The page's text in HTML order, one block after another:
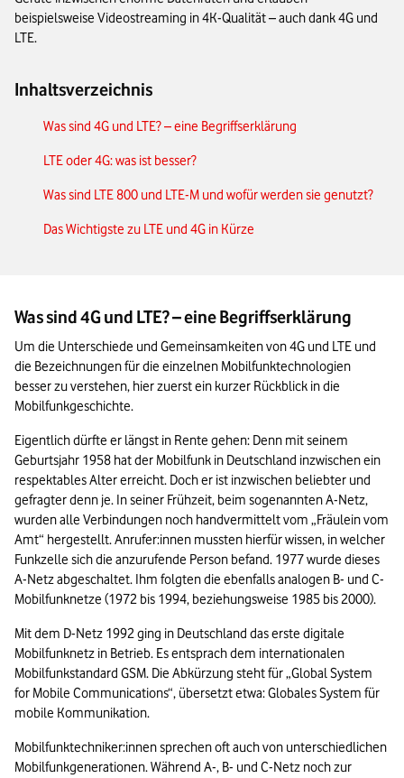
beispielsweise Videostreaming in 4K-Qualität – auch dank 4G und
LTE.
Inhaltsverzeichnis
Was sind 4G und LTE? – eine Begriffserklärung
LTE oder 4G: was ist besser?
Was sind LTE 800 und LTE-M und wofür werden sie genutzt?
Das Wichtigste zu LTE und 4G in Kürze
Was sind 4G und LTE? – eine Begriffserklärung
Um die Unterschiede und Gemeinsamkeiten von 4G und LTE und
die Bezeichnungen für die einzelnen Mobilfunktechnologien
besser zu verstehen, hier zuerst ein kurzer Rückblick in die
Mobilfunkgeschichte.
Eigentlich dürfte er längst in Rente gehen: Denn mit seinem
Geburtsjahr 1958 hat der Mobilfunk in Deutschland inzwischen ein
respektables Alter erreicht. Doch er ist inzwischen beliebter und
gefragter denn je. In seiner Frühzeit, beim sogenannten A-Netz,
wurden alle Verbindungen noch handvermittelt vom „Fräulein vom
Amt“ hergestellt. Anrufer:innen mussten hierfür wissen, in welcher
Funkzelle sich die anzurufende Person befand. 1977 wurde dieses
A-Netz abgeschaltet. Ihm folgten die ebenfalls analogen B- und C-
Mobilfunknetze (1972 bis 1994, beziehungsweise 1985 bis 2000).
Mit dem D-Netz 1992 ging in Deutschland das erste digitale
Mobilfunknetz in Betrieb. Es entsprach dem internationalen
Mobilfunkstandard GSM. Die Abkürzung steht für „Global System
for Mobile Communications“, übersetzt etwa: Globales System für
mobile Kommunikation.
Mobilfunktechniker:innen sprechen oft auch von unterschiedlichen
Mobilfunkgenerationen. Während A-, B- und C-Netz noch zur